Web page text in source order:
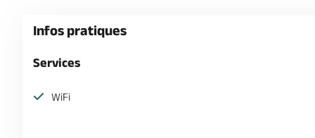
Infos pratiques
Services
WiFi